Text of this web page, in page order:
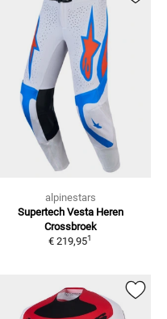
alpinestars
Supertech Vesta Heren
Crossbroek
€ 219,951